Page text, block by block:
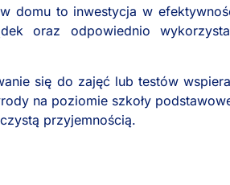
domu to inwestycja w
oraz odpowiednio
się do zajęć lub testów
na poziomie szkoły
przyjemnością.